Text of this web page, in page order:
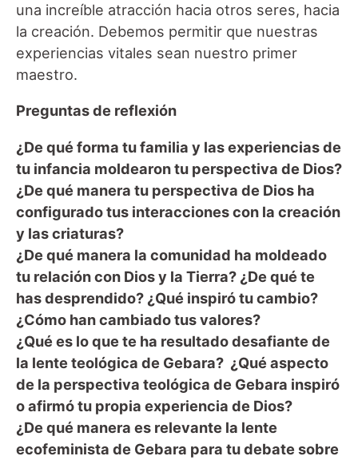
una increíble atracción hacia otros seres, hacia
la creación. Debemos permitir que nuestras
experiencias vitales sean nuestro primer
maestro.
Preguntas de reflexión
¿De qué forma tu familia y las experiencias de
tu infancia moldearon tu perspectiva de Dios?
¿De qué manera tu perspectiva de Dios ha
configurado tus interacciones con la creación
y las criaturas?
¿De qué manera la comunidad ha moldeado
tu relación con Dios y la Tierra? ¿De qué te
has desprendido? ¿Qué inspiró tu cambio?
¿Cómo han cambiado tus valores?
¿Qué es lo que te ha resultado desafiante de
la lente teológica de Gebara? ¿Qué aspecto
de la perspectiva teológica de Gebara inspiró
o afirmó tu propia experiencia de Dios?
¿De qué manera es relevante la lente
ecofeminista de Gebara para tu debate sobre